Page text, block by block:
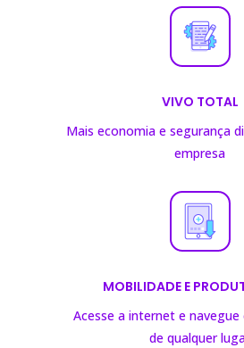
VIVO TOTAL
Mais economia e segurança
empresa
MOBILIDADE E
Acesse a internet e
dequalquer